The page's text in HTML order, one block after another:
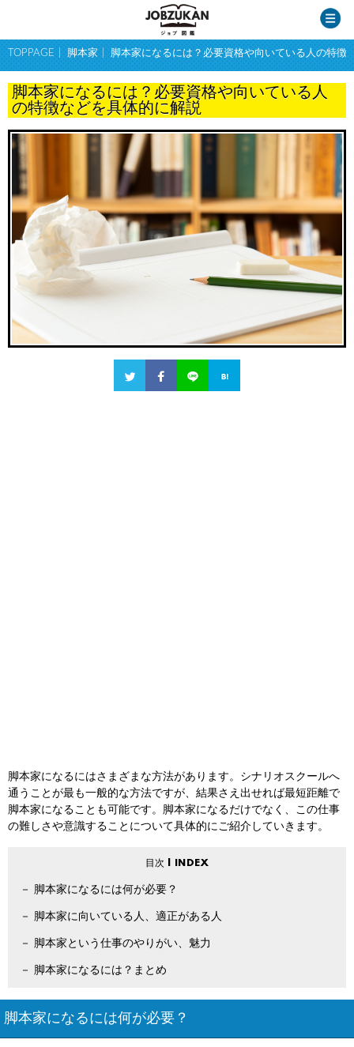
TOPPAGE 脚本家 脚本家になるには？必要資格や向いている人の特徴
脚本家になるには？必要資格や向いている人
の特徴などを具体的に解説
脚本家になるにはさまざまな方法があります。シナリオスクールへ
通うことが最も一般的な方法ですが、結果さえ出せれば最短距離で
脚本家になることも可能です。脚本家になるだけでなく、この仕事
の難しさや意識することについて具体的にご紹介していきます。
脚本家になるには何が必要？
脚本家に向いている人、適正がある人
脚本家という仕事のやりがい、魅力
脚本家になるには？まとめ
脚本家になるには何が必要？